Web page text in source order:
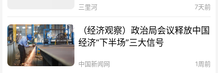
三里河 7天前
（经济观察）政治局会议释放中国
经济“下半场”三大信号
中国新闻网 1周前